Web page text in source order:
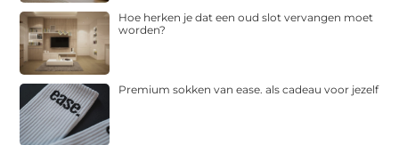
Hoe herken je dat een oud slot vervangen moet
worden?
Premium sokken van ease. als cadeau voor jezelf